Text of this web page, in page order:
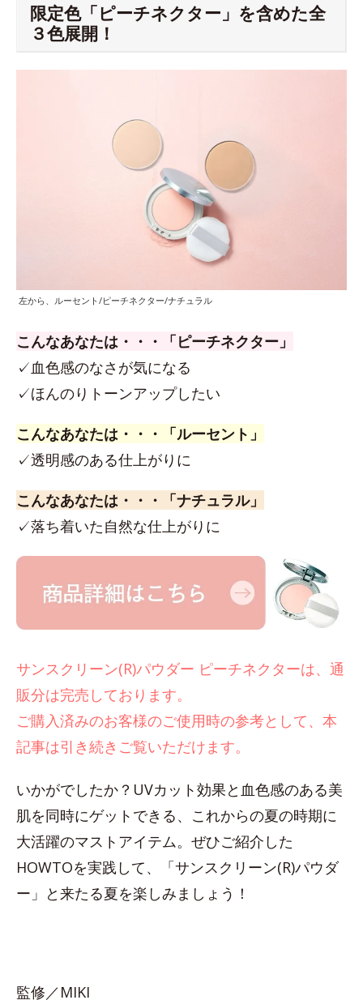
限定色「ピーチネクター」を含めた全
３色展開！
左から、ルーセント/ピーチネクター/ナチュラル
こんなあなたは・・・「ピーチネクター」
✓血色感のなさが気になる
✓ほんのりトーンアップしたい
こんなあなたは・・・「ルーセント」
✓透明感のある仕上がりに
こんなあなたは・・・「ナチュラル」
✓落ち着いた自然な仕上がりに
サンスクリーン(R)パウダー ピーチネクターは、通
販分は完売しております。
ご購入済みのお客様のご使用時の参考として、本
記事は引き続きご覧いただけます。
いかがでしたか？UVカット効果と血色感のある美
肌を同時にゲットできる、これからの夏の時期に
大活躍のマストアイテム。ぜひご紹介した
HOWTOを実践して、「サンスクリーン(R)パウダ
ー」と来たる夏を楽しみましょう！
監修／MIKI